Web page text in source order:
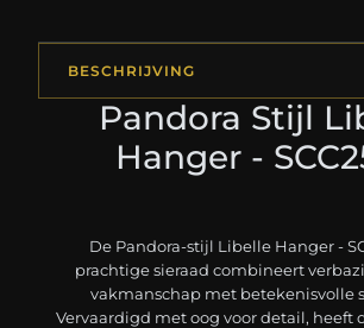
BESCHRIJVING
Pandora Stijl
Hanger -
De Pandora-stijl Libelle Hanger -
prachtige sieraad combineert
vakmanschap met betekenisvolle
Vervaardigd met oog voor detail, heeft